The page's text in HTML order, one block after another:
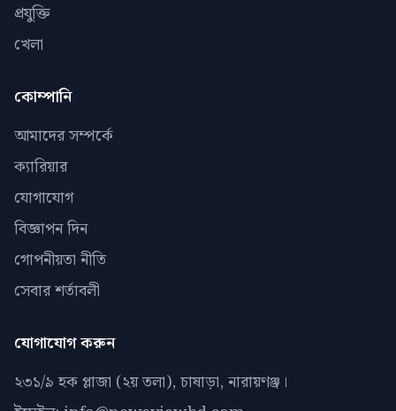
প্রযুক্তি
খেলা
কোম্পানি
আমাদের সম্পর্কে
ক্যারিয়ার
যোগাযোগ
বিজ্ঞাপন দিন
গোপনীয়তা নীতি
সেবার শর্তাবলী
যোগাযোগ করুন
২৩১/৯ হক প্লাজা (২য় তলা), চাষাড়া, নারায়ণঞ্জ।